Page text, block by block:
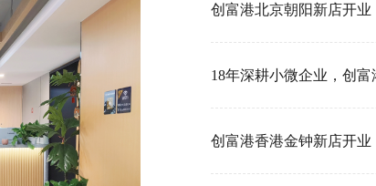
18年深耕小微企业，创富